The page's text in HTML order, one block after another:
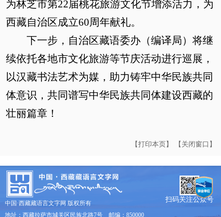
为林芝市第22届桃花旅游文化节增添活力，为
西藏自治区成立60周年献礼。
下一步，自治区藏语委办（编译局）将继
续依托各地市文化旅游等节庆活动进行巡展，
以汉藏书法艺术为媒，助力铸牢中华民族共同
体意识，共同谱写中华民族共同体建设西藏的
壮丽篇章！
【打印本页】 【关闭窗口】
中国·西藏藏语言文字网 版权所有
地址：西藏拉萨市城关区民族北路7号 邮编：850000
扫码关注公众号